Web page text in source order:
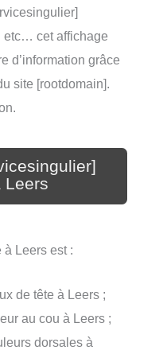
etc… cet affichage
d’information grâce
site [rootdomain].
Leers
Leers est :
de tête à Leers ;
au cou à Leers ;
dorsales à